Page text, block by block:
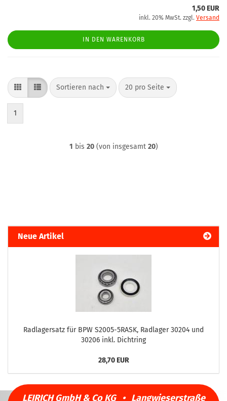
1,50 EUR
inkl. 20% MwSt. zzgl. Versand
IN DEN WARENKORB
Sortieren nach
Sortieren nach 20 pro Seite
pro Seite
1
1 bis 20(von insgesamt 20)
Neue Artikel
Radlagersatz für BPW S2005-5RASK, Radlager 30204 und
30206 inkl. Dichtring
28,70 EUR
LEIRICH GmbH & Co KG • Langwieserstraße